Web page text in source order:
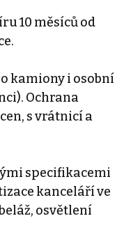
10 měsíců od
kamiony i osobní
Ochrana
s vrátnicí a
specifikacemi
kanceláří ve
osvětlení